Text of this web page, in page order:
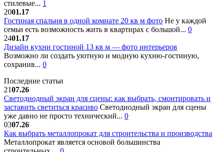
стилевые... 1
2001.17
Гостиная спальня в одной комнате 20 кв м фото Не у каждой
семьи есть возможность жить в квартирах с большой... 0
2401.17
Дизайн кухни гостиной 13 кв м — фото интерьеров
Возможно ли создать уютную и модную кухню-гостиную,
сохранив... 0
Последние статьи
2107.26
Светодиодный экран для сцены: как выбрать, смонтировать и
заставить светиться красиво Светодиодный экран для сцены
уже давно не просто технический... 0
0307.26
Как выбрать металлопрокат для строительства и производства
Металлопрокат является основой большинства